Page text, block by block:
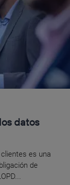
datos
es una
de